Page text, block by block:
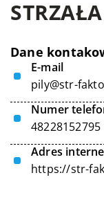
STRZAŁA
Dane
E-mail
pily@str-
Numer
48228152795
Adres
https://str-